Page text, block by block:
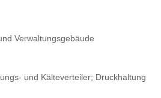
Verwaltungsgebäude
und Kälteverteiler; Druckhaltung